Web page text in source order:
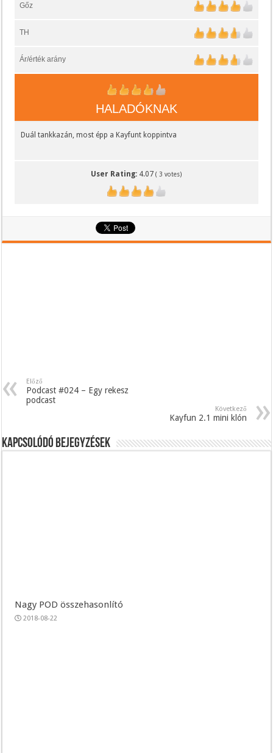
Gőz
TH
Ár/érték arány
HALADÓKNAK
Duál tankkazán, most épp a Kayfunt koppintva
User Rating: 4.07 (3 votes)
Előző
Podcast #024 – Egy rekesz
podcast
Következő
Kayfun 2.1 mini klón
Kapcsolódó bejegyzések
Nagy POD összehasonlító
2018-08-22